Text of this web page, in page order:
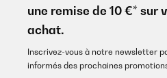
une remise de 10 €* sur
achat.
Inscrivez-vous à notre newsletter
informés des prochaines